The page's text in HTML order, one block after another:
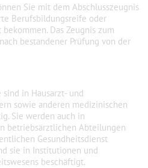
Sie mit dem Abschlusszeugnis
Berufsbildungsreife oder
Das Zeugnis zum
bestandener Prüfung von der
in Hausarzt- und
sowie anderen medizinischen
Sie werden auch in
betriebsärztlichen Abteilungen
Gesundheitsdienst
sie in Institutionen und
beschäftigt.